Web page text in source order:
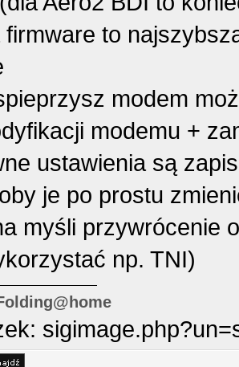
firmware to
modem
modemu +
ustawienia są
je po prostu
myśli przywrócenie
np. TNI)